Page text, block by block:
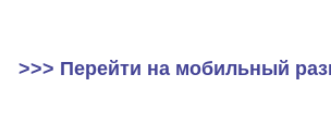
>>> Перейти на мобильный